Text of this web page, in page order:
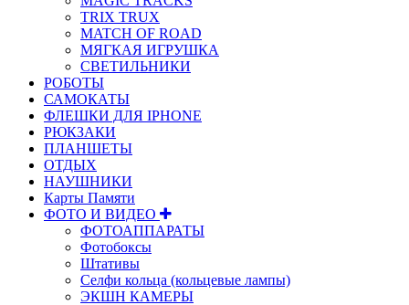
TRIX TRUX
MATCH OF ROAD
МЯГКАЯ ИГРУШКА
СВЕТИЛЬНИКИ
РОБОТЫ
САМОКАТЫ
ФЛЕШКИ ДЛЯ IPHONE
РЮКЗАКИ
ПЛАНШЕТЫ
ОТДЫХ
НАУШНИКИ
Карты Памяти
ФОТО И ВИДЕО
ФОТОАППАРАТЫ
Фотобоксы
Штативы
Селфи кольца (кольцевые лампы)
ЭКШН КАМЕРЫ